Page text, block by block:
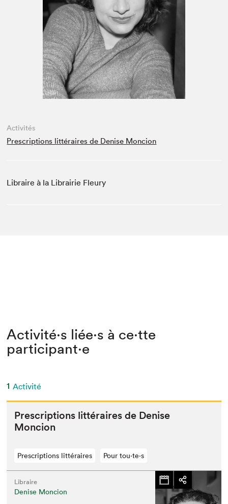
Espace médias
Activités
Prescriptions littéraires de Denise Moncion
Libraire à la Librairie Fleury
Activité⋅s liée⋅s à ce⋅tte
participant⋅e
1 Activité
Pre­scrip­tions lit­téraires de Denise
Moncion
Prescriptions littéraires Pour tou⋅te⋅s
Libraire
Denise Moncion